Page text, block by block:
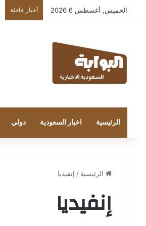
الخميس, أغسطس 6 2026 أخبار عاجلة
الرئيسية اخبار السعودية دولي
الرئيسية / إنفيديا
إنفيديا